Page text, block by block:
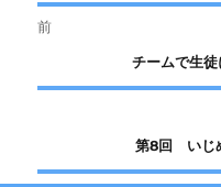
投
ビ
前
の
チームで生
の
第8回 いじ